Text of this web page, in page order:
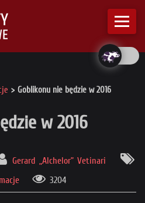
Goblikonu nie będzie w 2016
w 2016
Gerard „Alchelor” Vetinari
3204